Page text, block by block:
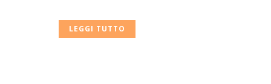
LEGGI TUTTO